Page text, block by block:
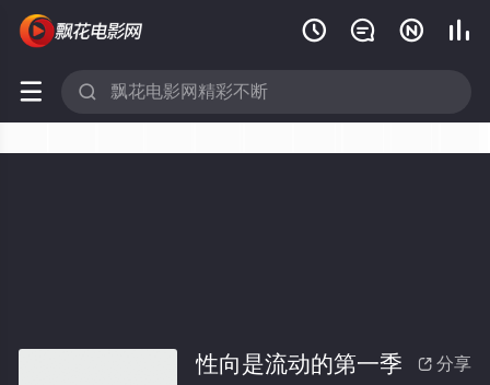
   
 
 分享
性向是流动的第一季